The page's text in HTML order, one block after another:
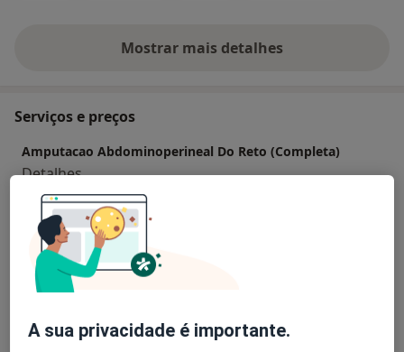
Mostrar mais detalhes
sobre a experiência
Serviços e preços
Amputacao Abdominoperineal Do Reto (Completa)
Detalhes
Herniorrafia Inguinal (unilateral)
Detalhes
Ileostomias
A sua privacidade é importante.